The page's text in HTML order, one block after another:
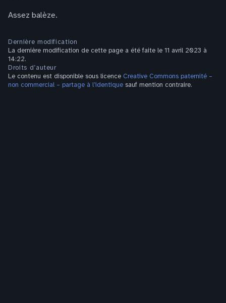
Assez balèze.
Dernière modification
La dernière modification de cette page a été faite le 11 avril 2023 à
14:22.
Droits d’auteur
Le contenu est disponible sous licence Creative Commons paternité –
non commercial – partage à l’identique sauf mention contraire.